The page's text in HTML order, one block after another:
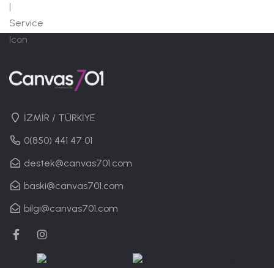
İZMİR / TÜRKİYE
0(850) 441 47 01
destek@canvas701.com
baski@canvas701.com
bilgi@canvas701.com